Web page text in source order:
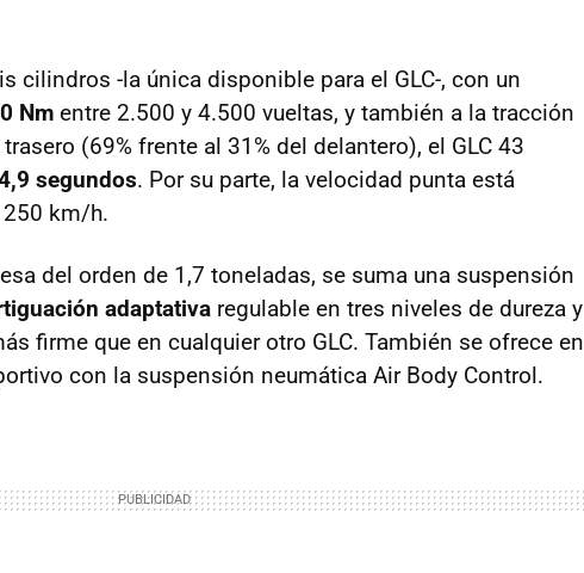
cilindros -la única disponible para el GLC-, con un
Nm entre 2.500 y 4.500 vueltas, y también a la tracción
(69% frente al 31% del delantero), el GLC 43
segundos. Por su parte, la velocidad punta está
km/h.
del orden de 1,7 toneladas, se suma una suspensión
adaptativa regulable en tres niveles de dureza y
firme que en cualquier otro GLC. También se ofrece en
con la suspensión neumática Air Body Control.